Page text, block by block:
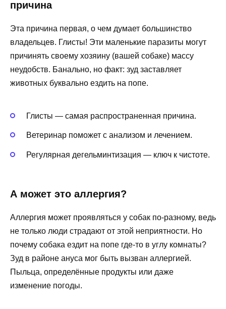
причина
Эта причина первая, о чем думает большинство
владельцев. Глисты! Эти маленькие паразиты могут
причинять своему хозяину (вашей собаке) массу
неудобств. Банально, но факт: зуд заставляет
животных буквально ездить на попе.
Глисты — самая распространенная причина.
Ветеринар поможет с анализом и лечением.
Регулярная дегельминтизация — ключ к чистоте.
А может это аллергия?
Аллергия может проявляться у собак по-разному, ведь
не только люди страдают от этой неприятности. Но
почему собака ездит на попе где-то в углу комнаты?
Зуд в районе ануса мог быть вызван аллергией.
Пыльца, определённые продукты или даже
изменение погоды.